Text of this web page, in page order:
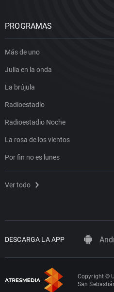
PROGRAMAS
Más de uno
Julia en la onda
La brújula
Radioestadio
Radioestadio Noche
La rosa de los vientos
Por fin no es lunes
Ver todo
DESCARGA LA APP
Copyright ©
San